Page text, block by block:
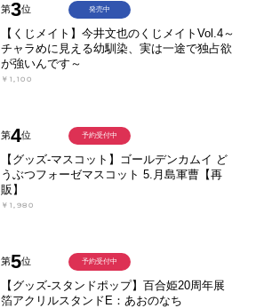
第3位
【くじメイト】今井文也のくじメイトVol.4～
チャラめに見える幼馴染、実は一途で独占欲
が強いんです～
￥1,100
発売中
第4位
【グッズ-マスコット】ゴールデンカムイ ど
うぶつフォーゼマスコット 5.月島軍曹【再
販】
￥1,980
予約受付中
第5位
【グッズ-スタンドポップ】百合姫20周年展
箔アクリルスタンドE：あおのなち
予約受付中